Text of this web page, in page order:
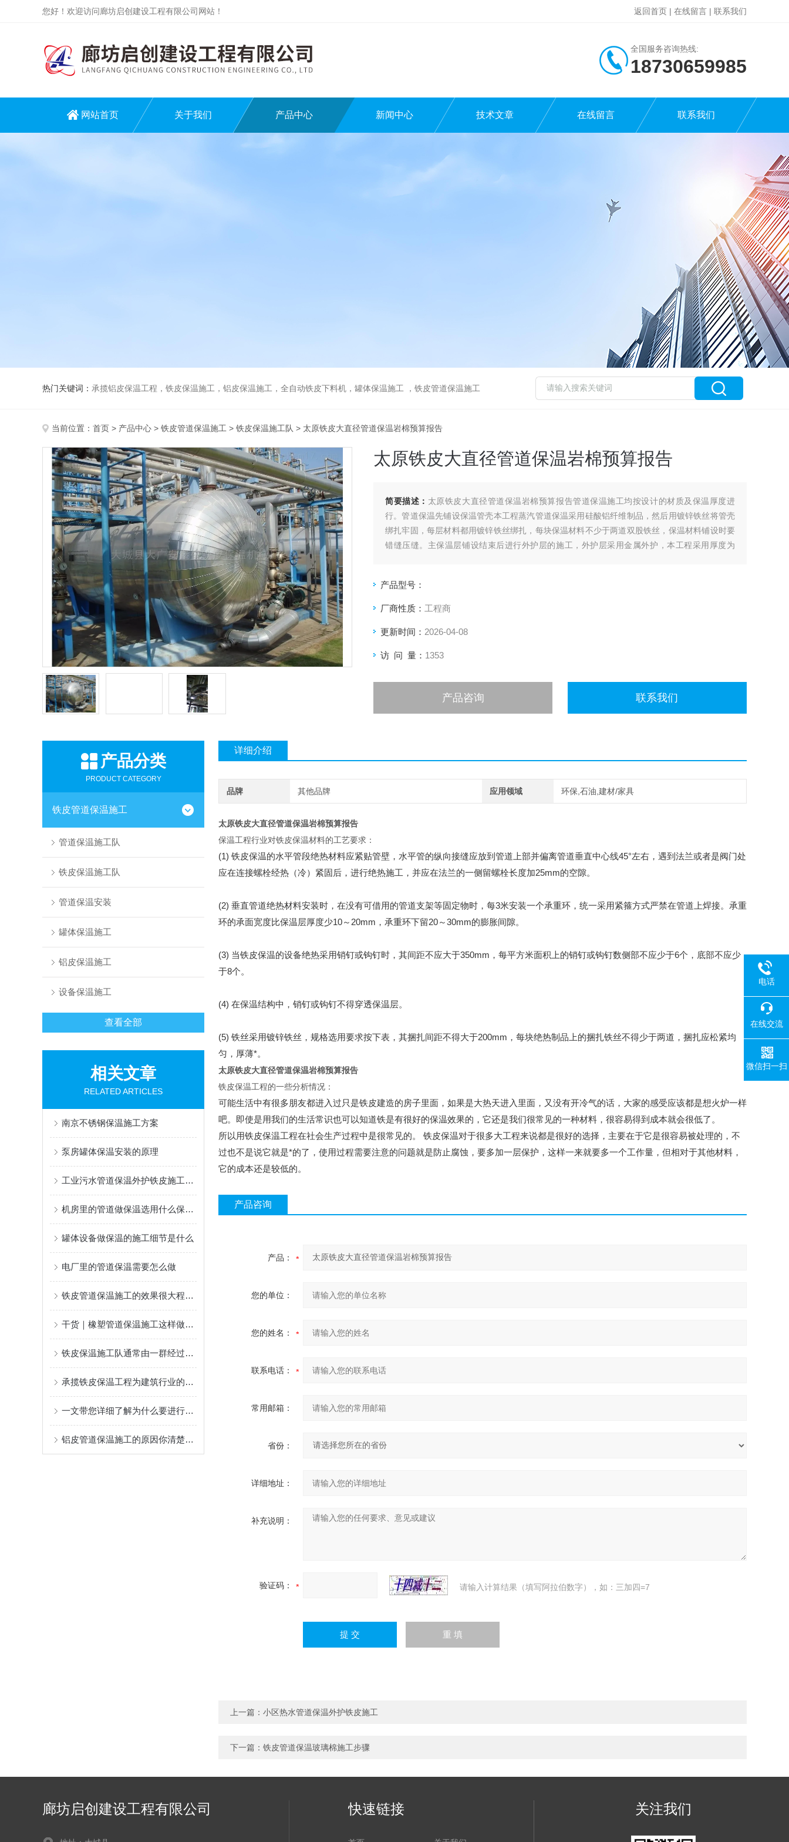
您好！欢迎访问廊坊启创建设工程有限公司网站！ 返回首页 | 在线留言 | 联系我们
全国服务咨询热线:
18730659985
网站首页 关于我们 产品中心 新闻中心 技术文章 在线留言 联系我们
热门关键词： 承揽铝皮保温工程，铁皮保温施工，铝皮保温施工，全自动铁皮下料机，罐体保温施工 ，铁皮管道保温施工
当前位置： 首页 > 产品中心 > 铁皮管道保温施工 > 铁皮保温施工队 > 太原铁皮大直径管道保温岩棉预算报告
太原铁皮大直径管道保温岩棉预算报告
简要描述： 太原铁皮大直径管道保温岩棉预算报告管道保温施工均按设计的材质及保温厚度进
行。管道保温先铺设保温管壳本工程蒸汽管道保温采用硅酸铝纤维制品，然后用镀锌铁丝将管壳
绑扎牢固，每层材料都用镀锌铁丝绑扎，每块保温材料不少于两道双股铁丝，保温材料铺设时要
错缝压缝。主保温层铺设结束后进行外护层的施工，外护层采用金属外护，本工程采用厚度为
产品型号：
厂商性质： 工程商
更新时间： 2026-04-08
访 问 量： 1353
产品咨询 联系我们
产品分类
PRODUCT CATEGORY
铁皮管道保温施工
管道保温施工队
铁皮保温施工队
管道保温安装
罐体保温施工
铝皮保温施工
设备保温施工
查看全部
相关文章
RELATED ARTICLES
南京不锈钢保温施工方案
泵房罐体保温安装的原理
工业污水管道保温外护铁皮施工队哪里的专业
机房里的管道做保温选用什么保温材料
罐体设备做保温的施工细节是什么
电厂里的管道保温需要怎么做
铁皮管道保温施工的效果很大程度上取决于细节处理
干货｜橡塑管道保温施工这样做，不返工、更耐用！
铁皮保温施工队通常由一群经过严格培训的专业人员组成
承揽铁皮保温工程为建筑行业的可持续发展做出了贡献
一文带您详细了解为什么要进行设备铁皮保温施工？
铝皮管道保温施工的原因你清楚么？
详细介绍
品牌 其他品牌 应用领域 环保,石油,建材/家具
太原铁皮大直径管道保温岩棉预算报告
保温工程行业对铁皮保温材料的工艺要求：
(1) 铁皮保温的水平管段绝热材料应紧贴管壁，水平管的纵向接缝应放到管道上部并偏离管道垂直中心线45°左右，遇到法兰或者是阀门处
应在连接螺栓经热（冷）紧固后，进行绝热施工，并应在法兰的一侧留螺栓长度加25mm的空隙。
(2) 垂直管道绝热材料安装时，在没有可借用的管道支架等固定物时，每3米安装一个承重环，统一采用紧箍方式严禁在管道上焊接。承重
环的承面宽度比保温层厚度少10～20mm，承重环下留20～30mm的膨胀间隙。
(3) 当铁皮保温的设备绝热采用销钉或钩钉时，其间距不应大于350mm，每平方米面积上的销钉或钩钉数侧部不应少于6个，底部不应少
于8个。
(4) 在保温结构中，销钉或钩钉不得穿透保温层。
(5) 铁丝采用镀锌铁丝，规格选用要求按下表，其捆扎间距不得大于200mm，每块绝热制品上的捆扎铁丝不得少于两道，捆扎应松紧均
匀，厚薄*。
太原铁皮大直径管道保温岩棉预算报告
铁皮保温工程的一些分析情况：
可能生活中有很多朋友都进入过只是铁皮建造的房子里面，如果是大热天进入里面，又没有开冷气的话，大家的感受应该都是想火炉一样
吧。即使是用我们的生活常识也可以知道铁是有很好的保温效果的，它还是我们很常见的一种材料，很容易得到成本就会很低了。
所以用铁皮保温工程在社会生产过程中是很常见的。 铁皮保温对于很多大工程来说都是很好的选择，主要在于它是很容易被处理的，不
过也不是说它就是*的了，使用过程需要注意的问题就是防止腐蚀，要多加一层保护，这样一来就要多一个工作量，但相对于其他材料，
它的成本还是较低的。
产品咨询
产品：
您的单位：
您的姓名：
联系电话：
常用邮箱：
省份：
详细地址：
补充说明：
验证码： 请输入计算结果（填写阿拉伯数字），如：三加四=7
上一篇： 小区热水管道保温外护铁皮施工
下一篇： 铁皮管道保温玻璃棉施工步骤
廊坊启创建设工程有限公司 快速链接 关注我们
电话
在线交流
微信扫一扫